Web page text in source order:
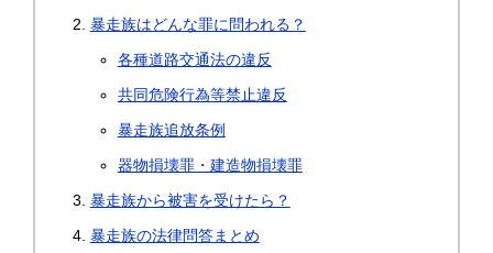
暴走族はどんな罪に問われる？
各種道路交通法の違反
共同危険行為等禁止違反
暴走族追放条例
器物損壊罪・建造物損壊罪
暴走族から被害を受けたら？
暴走族の法律問答まとめ